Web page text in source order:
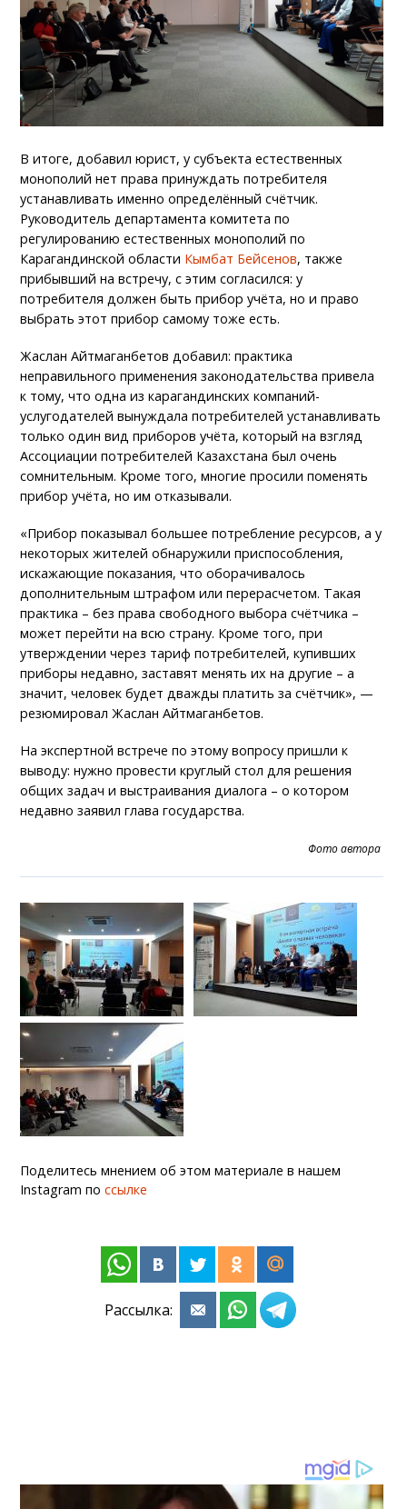
В итоге, добавил юрист, у субъекта естественных
монополий нет права принуждать потребителя
устанавливать именно определённый счётчик.
Руководитель департамента комитета по
регулированию естественных монополий по
Карагандинской области Кымбат Бейсенов, также
прибывший на встречу, с этим согласился: у
потребителя должен быть прибор учёта, но и право
выбрать этот прибор самому тоже есть.
Жаслан Айтмаганбетов добавил: практика
неправильного применения законодательства привела
к тому, что одна из карагандинских компаний-
услугодателей вынуждала потребителей устанавливать
только один вид приборов учёта, который на взгляд
Ассоциации потребителей Казахстана был очень
сомнительным. Кроме того, многие просили поменять
прибор учёта, но им отказывали.
«Прибор показывал большее потребление ресурсов, а у
некоторых жителей обнаружили приспособления,
искажающие показания, что оборачивалось
дополнительным штрафом или перерасчетом. Такая
практика – без права свободного выбора счётчика –
может перейти на всю страну. Кроме того, при
утверждении через тариф потребителей, купивших
приборы недавно, заставят менять их на другие – а
значит, человек будет дважды платить за счётчик», —
резюмировал Жаслан Айтмаганбетов.
На экспертной встрече по этому вопросу пришли к
выводу: нужно провести круглый стол для решения
общих задач и выстраивания диалога – о котором
недавно заявил глава государства.
Фото автора
Поделитесь мнением об этом материале в нашем
Instagram поссылке
Рассылка: